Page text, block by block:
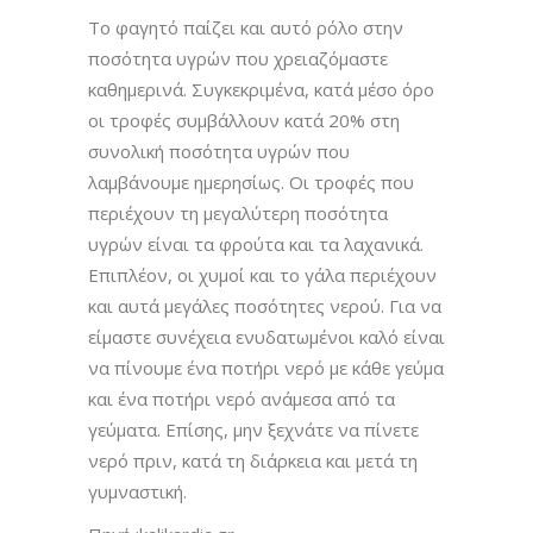
Το φαγητό παίζει και αυτό ρόλο στην
ποσότητα υγρών που χρειαζόμαστε
καθημερινά. Συγκεκριμένα, κατά μέσο όρο
οι τροφές συμβάλλουν κατά 20% στη
συνολική ποσότητα υγρών που
λαμβάνουμε ημερησίως. Οι τροφές που
περιέχουν τη μεγαλύτερη ποσότητα
υγρών είναι τα φρούτα και τα λαχανικά.
Επιπλέον, οι χυμοί και το γάλα περιέχουν
και αυτά μεγάλες ποσότητες νερού. Για να
είμαστε συνέχεια ενυδατωμένοι καλό είναι
να πίνουμε ένα ποτήρι νερό με κάθε γεύμα
και ένα ποτήρι νερό ανάμεσα από τα
γεύματα. Επίσης, μην ξεχνάτε να πίνετε
νερό πριν, κατά τη διάρκεια και μετά τη
γυμναστική.